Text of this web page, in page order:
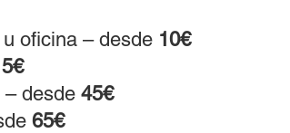
oficina – desde 10€
desde 45€
65€